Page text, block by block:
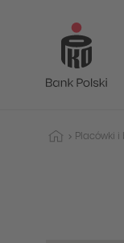
Placówki